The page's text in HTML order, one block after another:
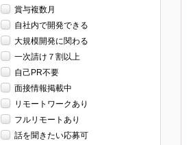
賞与複数月
自社内で開発できる
大規模開発に関わる
一次請け７割以上
自己PR不要
面接情報掲載中
リモートワークあり
フルリモートあり
話を聞きたい応募可